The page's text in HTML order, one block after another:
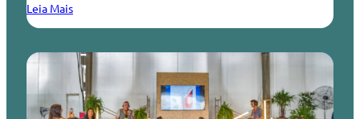
Leia Mais